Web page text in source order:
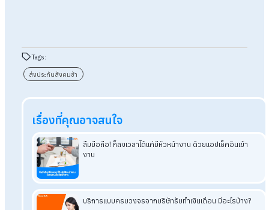
ผู้ให้บริการที่เชื่อถือได้มักมีระบบรายงานที่ชัดเจน ตรวจสอบข้้อมูล
หลังได้ทุกเดือน ไม่ว่าจะเป็นรายงานเงินเดือน การหักภาษี การส่ง
ประกันสังคม หรือรายละเอียดค่าใช้จ่ายต่าง ๆ เป็นต้น
สรุป ส่งประกันสังคมช้า เสี่ยงปรับ! แก้ได้
ด้วยบริการรับทำเงินเดือน